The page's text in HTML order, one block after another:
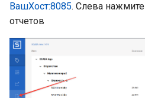
ВашХост:8085. Слева
отчетов